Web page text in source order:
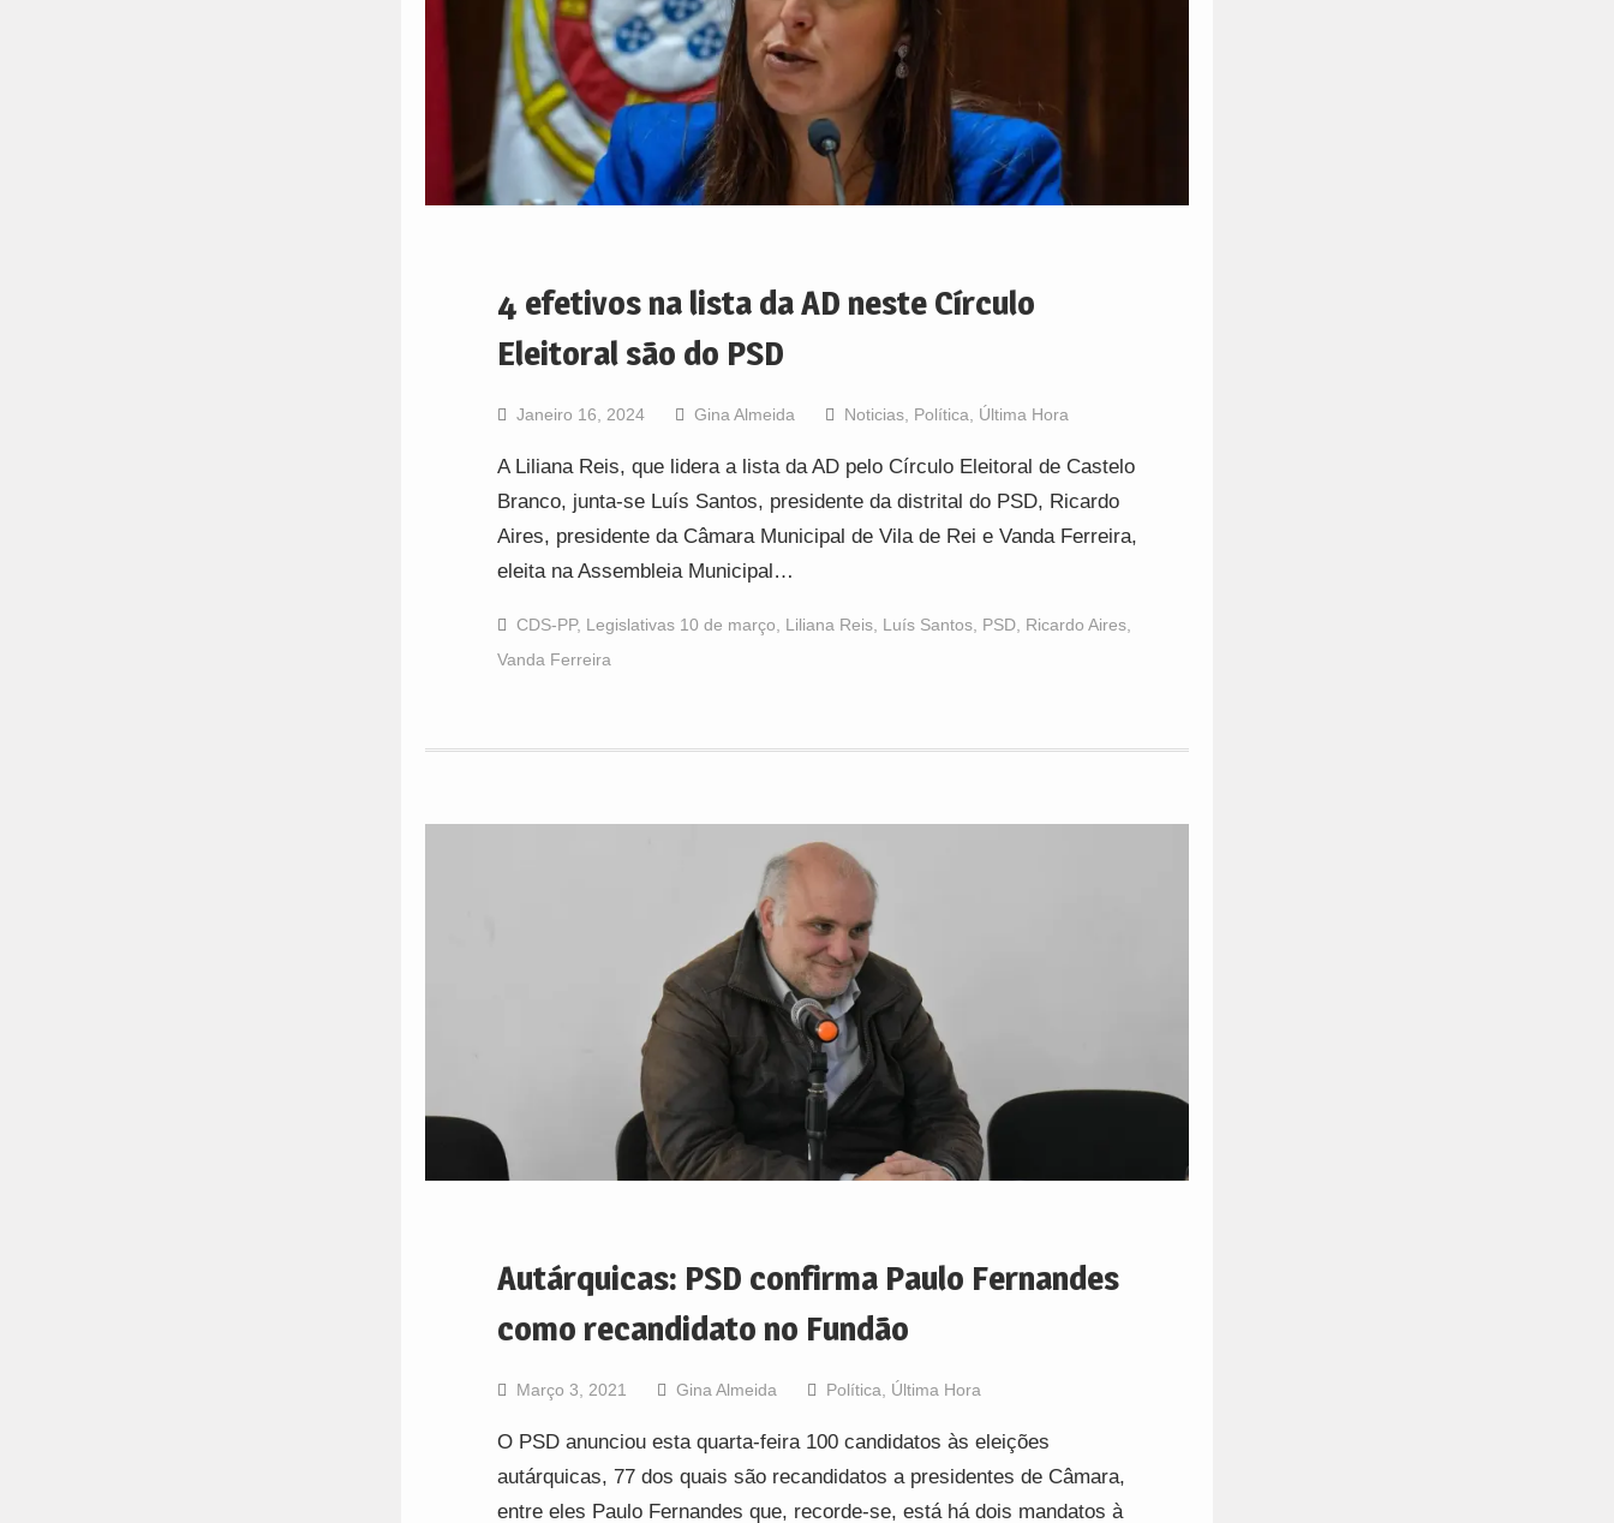
4 efetivos na lista da AD neste Círculo
Eleitoral são do PSD
Janeiro 16, 2024 Gina Almeida Noticias, Política Última Hora
A Liliana Reis, que lidera a lista da AD pelo Círculo Eleitoral de Castelo
Branco, junta-se Luís Santos, presidente da distrital do PSD, Ricardo
Aires, presidente da Câmara Municipal de Vila de Rei e Vanda Ferreira,
eleita na Assembleia Municipal…
CDS-PP, Legislativas 10 de março Liliana Reis, Luís Santos, PSD, Ricardo Aires,
Vanda Ferreira
Autárquicas: PSD confirma Paulo Fernandes
como recandidato no Fundão
Março 3, 2021 Gina Almeida Política Última Hora
O PSD anunciou esta quarta-feira 100 candidatos às eleições
autárquicas, 77 dos quais são recandidatos a presidentes de Câmara,
entre eles Paulo Fernandes que, recorde-se, está há dois mandatos à